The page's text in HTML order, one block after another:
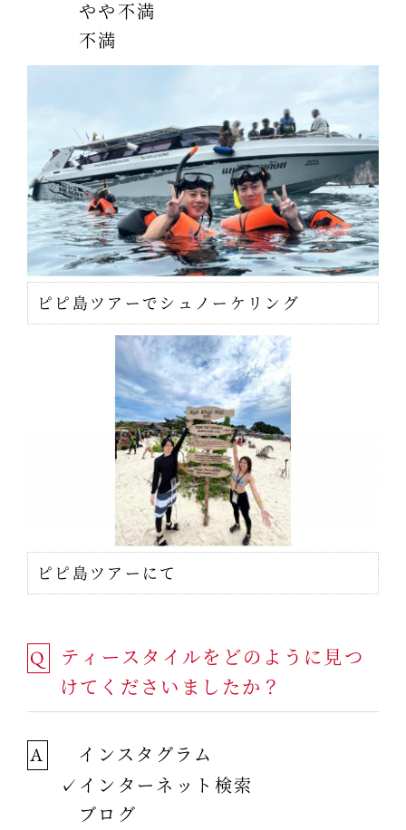
やや不満
不満
ピピ島ツアーでシュノーケリング
ピピ島ツアーにて
Q
ティースタイルをどのように見つ
けてくださいましたか？
A
インスタグラム
✓インターネット検索
ブログ